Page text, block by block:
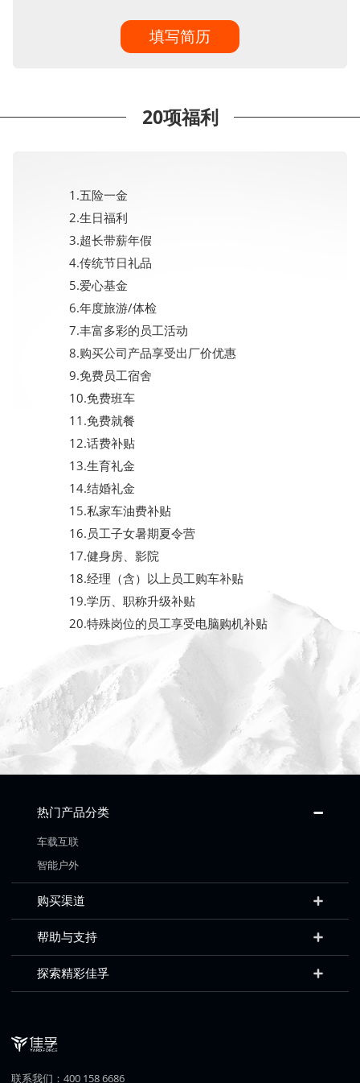
填写简历
20项福利
1.五险一金
2.生日福利
3.超长带薪年假
4.传统节日礼品
5.爱心基金
6.年度旅游/体检
7.丰富多彩的员工活动
8.购买公司产品享受出厂价优惠
9.免费员工宿舍
10.免费班车
11.免费就餐
12.话费补贴
13.生育礼金
14.结婚礼金
15.私家车油费补贴
16.员工子女暑期夏令营
17.健身房、影院
18.经理（含）以上员工购车补贴
19.学历、职称升级补贴
20.特殊岗位的员工享受电脑购机补贴
热门产品分类
车载互联
智能户外
购买渠道
帮助与支持
探索精彩佳孚
联系我们：400 158 6686